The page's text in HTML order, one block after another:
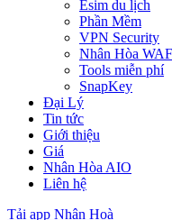
Esim du lịch
Phần Mềm
VPN Security
Nhân Hòa WAF
Tools miễn phí
SnapKey
Đại Lý
Tin tức
Giới thiệu
Giá
Nhân Hòa AIO
Liên hệ
Tải app Nhân Hoà